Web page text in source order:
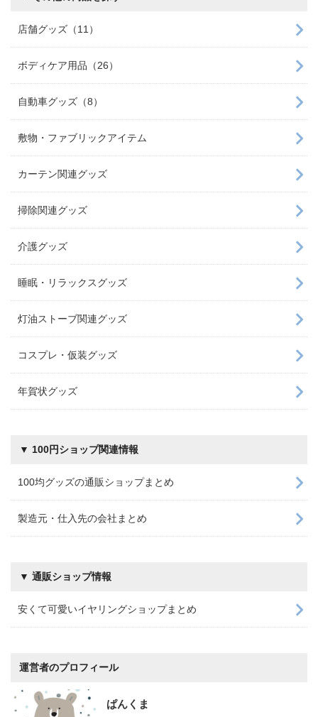
店舗グッズ（11）
ボディケア用品（26）
自動車グッズ（8）
敷物・ファブリックアイテム
カーテン関連グッズ
掃除関連グッズ
介護グッズ
睡眠・リラックスグッズ
灯油ストーブ関連グッズ
コスプレ・仮装グッズ
年賀状グッズ
▼ 100円ショップ関連情報
100均グッズの通販ショップまとめ
製造元・仕入先の会社まとめ
▼ 通販ショップ情報
安くて可愛いイヤリングショップまとめ
運営者のプロフィール
ぱんくま